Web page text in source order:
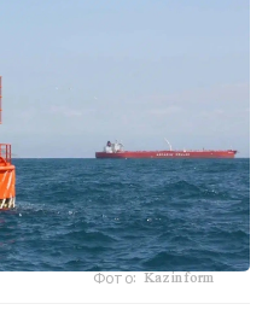
Фото: Kazinform